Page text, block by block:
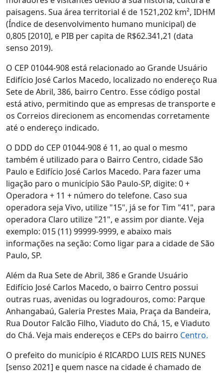
paisagens. Sua área territorial é de 1521,202 km², IDHM
(Índice de desenvolvimento humano municipal) de
0,805 [2010], e PIB per capita de R$62.341,21 (data
senso 2019).
O CEP 01044-908 está relacionado ao Grande Usuário
Edifício José Carlos Macedo, localizado no endereço Rua
Sete de Abril, 386, bairro Centro. Esse código postal
está ativo, permitindo que as empresas de transporte e
os Correios direcionem as encomendas corretamente
até o endereço indicado.
O DDD do CEP 01044-908 é 11, ao qual o mesmo
também é utilizado para o Bairro Centro, cidade São
Paulo e Edifício José Carlos Macedo. Para fazer uma
ligação paro o município São Paulo-SP, digite: 0 +
Operadora + 11 + número do telefone. Caso sua
operadora seja Vivo, utilize "15", já se for Tim "41", para
operadora Claro utilize "21", e assim por diante. Veja
exemplo: 015 (11) 99999-9999, e abaixo mais
informações na seção: Como ligar para a cidade de São
Paulo, SP.
Além da Rua Sete de Abril, 386 e Grande Usuário
Edifício José Carlos Macedo, o bairro Centro possui
outras ruas, avenidas ou logradouros, como: Parque
Anhangabaú, Galeria Prestes Maia, Praça da Bandeira,
Rua Doutor Falcão Filho, Viaduto do Chá, 15, e Viaduto
do Chá. Veja mais endereços e CEPs do bairro Centro.
O prefeito do município é RICARDO LUIS REIS NUNES
[senso 2021] e quem nasce na cidade é chamado de